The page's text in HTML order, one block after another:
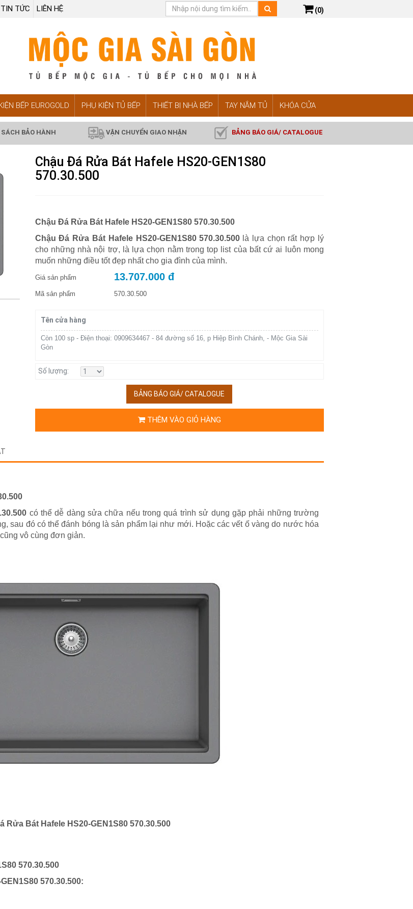
TIN TỨC LIÊN HỆ (0)
BẾP EUROGOLD PHỤ KIỆN TỦ BẾP THIẾT BỊ NHÀ BẾP TAY NẮM TỦ KHÓA CỬA
BẢO HÀNH VẬN CHUYỂN GIAO NHẬN BẢNG BÁO GIÁ/ CATALOGUE
Chậu Đá Rửa Bát Hafele HS20-GEN1S80
570.30.500
Chậu Đá Rửa Bát Hafele HS20-GEN1S80 570.30.500
Chậu Đá Rửa Bát Hafele HS20-GEN1S80 570.30.500 là lựa chọn rất hợp lý
cho những nhà nội trợ, là lựa chọn nằm trong top list của bất cứ ai luôn mong
muốn những điều tốt đẹp nhất cho gia đình của mình.
Giá sản phẩm 13.707.000 đ
Mã sản phẩm 570.30.500
Tên cửa hàng
Còn 100 sp - Điện thoại: 0909634467 - 84 đường số 16, p Hiệp Bình Chánh, - Mộc Gia Sài
Gòn
Số lượng:
BẢNG BÁO GIÁ/ CATALOGUE
THÊM VÀO GIỎ HÀNG
có thể dễ dàng sửa chữa nếu trong quá trình sử dụng gặp phải những trường
sau đó có thể đánh bóng là sản phẩm lại như mới. Hoặc các vết ố vàng do nước hóa
vô cùng đơn giản.
Rửa Bát Hafele HS20-GEN1S80 570.30.500
570.30.500
570.30.500: